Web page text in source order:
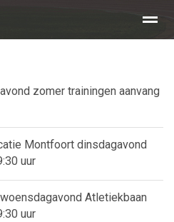
zomer trainingen aanvang
Montfoort dinsdagavond
uur
Atletiekbaan
uur